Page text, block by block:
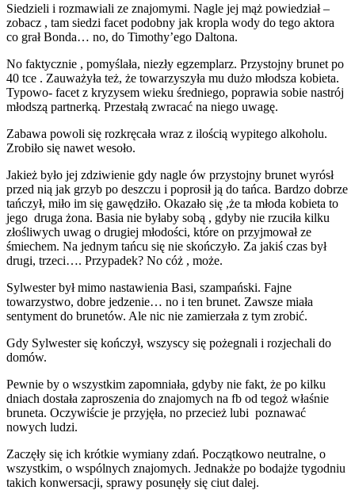
Siedzieli i rozmawiali ze znajomymi. Nagle jej mąż powiedział –
zobacz , tam siedzi facet podobny jak kropla wody do tego aktora
co grał Bonda… no, do Timothy’ego Daltona.
No faktycznie , pomyślała, niezły egzemplarz. Przystojny brunet po
40 tce . Zauważyła też, że towarzyszyła mu dużo młodsza kobieta.
Typowo- facet z kryzysem wieku średniego, poprawia sobie nastrój
młodszą partnerką. Przestałą zwracać na niego uwagę.
Zabawa powoli się rozkręcała wraz z ilością wypitego alkoholu.
Zrobiło się nawet wesoło.
Jakież było jej zdziwienie gdy nagle ów przystojny brunet wyrósł
przed nią jak grzyb po deszczu i poprosił ją do tańca. Bardzo dobrze
tańczył, miło im się gawędziło. Okazało się ,że ta młoda kobieta to
jego druga żona. Basia nie byłaby sobą , gdyby nie rzuciła kilku
złośliwych uwag o drugiej młodości, które on przyjmował ze
śmiechem. Na jednym tańcu się nie skończyło. Za jakiś czas był
drugi, trzeci…. Przypadek? No cóż , może.
Sylwester był mimo nastawienia Basi, szampański. Fajne
towarzystwo, dobre jedzenie… no i ten brunet. Zawsze miała
sentyment do brunetów. Ale nic nie zamierzała z tym zrobić.
Gdy Sylwester się kończył, wszyscy się pożegnali i rozjechali do
domów.
Pewnie by o wszystkim zapomniała, gdyby nie fakt, że po kilku
dniach dostała zaproszenia do znajomych na fb od tegoż właśnie
bruneta. Oczywiście je przyjęła, no przecież lubi poznawać
nowych ludzi.
Zaczęły się ich krótkie wymiany zdań. Początkowo neutralne, o
wszystkim, o wspólnych znajomych. Jednakże po bodajże tygodniu
takich konwersacji, sprawy posunęły się ciut dalej.